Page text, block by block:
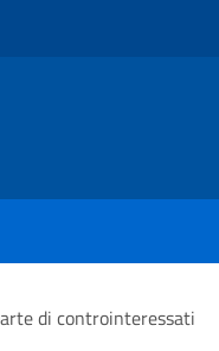
di controinteressati